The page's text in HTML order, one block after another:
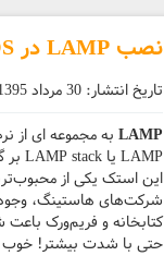
نصب LAMP در CentOS
تاریخ انتشار: 30 مرداد 1395
LAMP به مجموعه ای از
این استک یکی از
شرکت‌های هاستینگ، وجود
حتی با شدت بیشتر!